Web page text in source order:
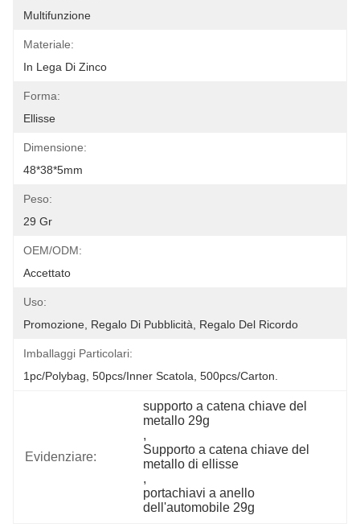
Multifunzione
Materiale:
In Lega Di Zinco
Forma:
Ellisse
Dimensione:
48*38*5mm
Peso:
29 Gr
OEM/ODM:
Accettato
Uso:
Promozione, Regalo Di Pubblicità, Regalo Del Ricordo
Imballaggi Particolari:
1pc/polybag, 50pcs/inner Scatola, 500pcs/carton.
Evidenziare:
supporto a catena chiave del
metallo 29g
,
Supporto a catena chiave del
metallo di ellisse
,
portachiavi a anello
dell'automobile 29g